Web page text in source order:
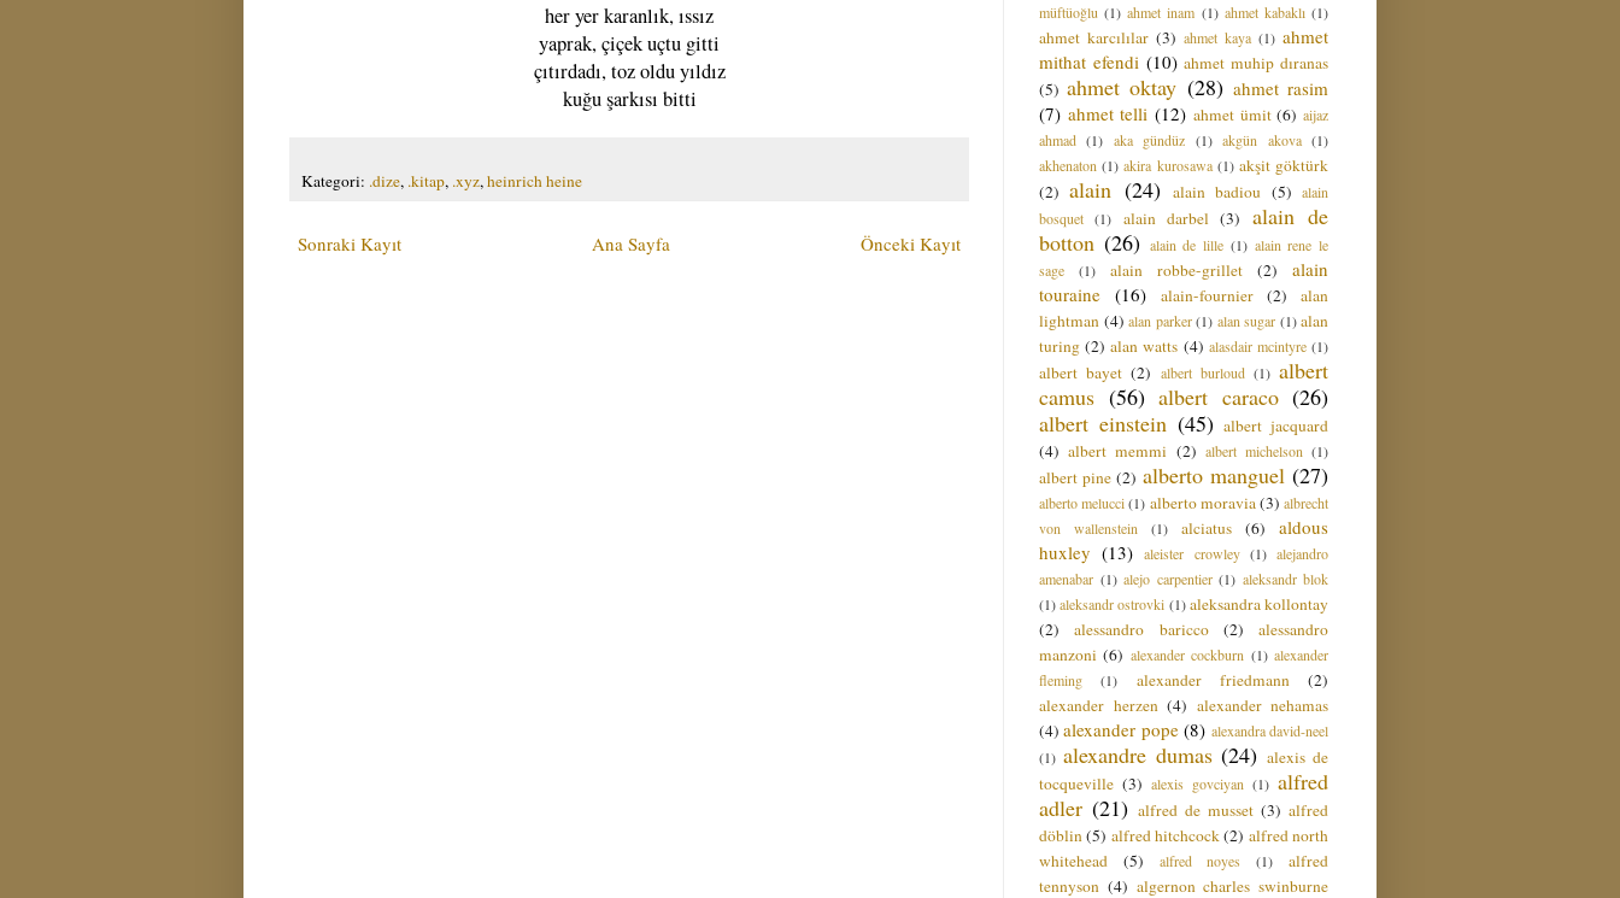
her yer karanlık, ıssız
yaprak, çiçek uçtu gitti
çıtırdadı, toz oldu yıldız
kuğu şarkısı bitti
Kategori: .dize, .kitap, .xyz,heinrich heine
Sonraki Kayıt Önceki Kayıt
Ana Sayfa
müftüoğlu (1) ahmet inam (1) ahmet kabaklı (1)
ahmet karcılılar (3) ahmet kaya (1) ahmet
mithat efendi (10) ahmet muhip dıranas
(5) ahmet oktay (28) ahmet rasim
(7) ahmet telli (12) ahmet ümit (6) aijaz
ahmad (1) aka gündüz (1) akgün akova (1)
akhenaton (1) akira kurosawa (1) akşit göktürk
(2) alain (24) alain badiou (5) alain
bosquet (1) alain darbel (3)
alain de
botton (26) alain de lille (1) alain rene le
sage
(1) alain robbe-grillet (2)
alain
touraine (16) alain-fournier (2)
alan
lightman (4) alan parker (1) alan sugar (1) alan
turing (2) alan watts (4) alasdair mcintyre (1)
albert bayet (2) albert burloud (1) albert
camus (56) albert caraco (26)
albert einstein (45) albert jacquard
(4) albert memmi (2) albert michelson (1)
albert pine (2) alberto manguel (27)
alberto melucci (1) alberto moravia (3) albrecht
von wallenstein
(1) alciatus (6)
aldous
huxley (13) aleister crowley (1) alejandro
amenabar (1) alejo carpentier (1) aleksandr blok
(1) aleksandr ostrovki (1) aleksandra kollontay
(2)
alessandro baricco (2)
alessandro
manzoni (6) alexander cockburn (1) alexander
fleming
(1) alexander friedmann
(2)
alexander herzen (4) alexander nehamas
(4) alexander pope (8) alexandra david-neel
(1) alexandre dumas (24) alexis de
tocqueville (3) alexis govciyan (1) alfred
adler (21) alfred de musset (3) alfred
döblin (5) alfred hitchcock(2) alfred north
whitehead
(5) alfred noyes (1)
alfred
tennyson (4) algernon charles swinburne